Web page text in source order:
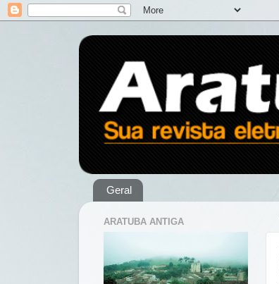
Geral
ARATUBA ANTIGA